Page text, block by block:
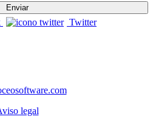
Twitter
legal